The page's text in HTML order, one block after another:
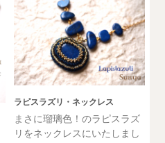
ラピスラズリ・ネックレス
まさに瑠璃色！のラピスラズ
リをネックレスにいたしまし